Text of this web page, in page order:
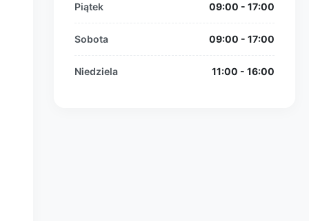
Piątek 09:00 - 17:00
Sobota 09:00 - 17:00
Niedziela 11:00 - 16:00